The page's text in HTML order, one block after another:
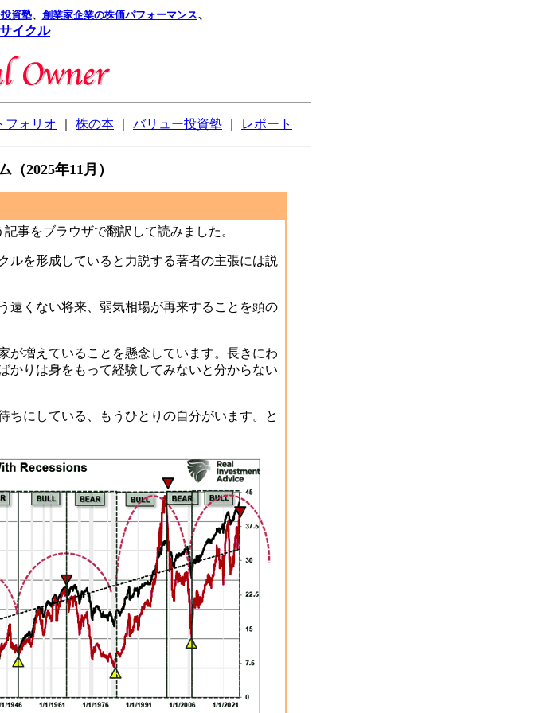
資塾、 創業家企業の株価パフォーマンス、
イクル
フォリオ 株の本 バリュー投資塾 レポート
（2025年11月）
記事をブラウザで翻訳して読みました。
ルを形成していると力説する著者の主張には説
遠くない将来、弱気相場が再来することを頭の
が増えていることを懸念しています。長きにわ
かりは身をもって経験してみないと分からない
ちにしている、もうひとりの自分がいます。と